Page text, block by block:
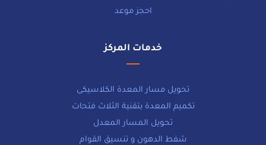
احجز موعد
خدمات المركز
تحويل مسار المعدة الكلاسيكى
تكميم المعدة بتقنية الثلاث فتحات
تحويل المسار المعدل
شفط الدهون و تنسيق القوام